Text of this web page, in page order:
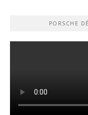
PORSCHE